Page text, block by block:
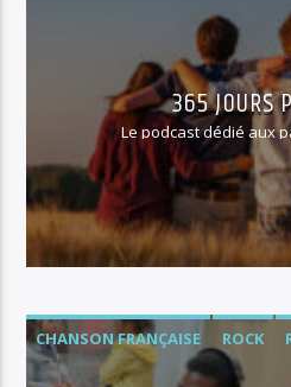
365 JOURS
Le podcast dédié aux
CHANSON FRANÇAISE ROCK